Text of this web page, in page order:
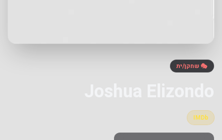
🎭 שחקן/ית
IMDb